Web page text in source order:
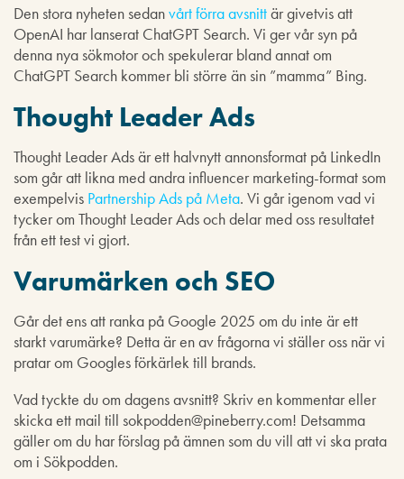
Den stora nyheten sedanvårt förra avsnittär givetvis att
OpenAI har lanserat ChatGPT Search. Vi ger vår syn på
denna nya sökmotor och spekulerar bland annat om
ChatGPT Search kommer bli större än sin ”mamma” Bing.
Thought Leader Ads
Thought Leader Ads är ett halvnytt annonsformat på LinkedIn
som går att likna med andra influencer marketing-format som
exempelvis Partnership Ads på Meta. Vi går igenom vad vi
tycker om Thought Leader Ads och delar med oss resultatet
från ett test vi gjort.
Varumärken och SEO
Går det ens att ranka på Google 2025 om du inte är ett
starkt varumärke? Detta är en av frågorna vi ställer oss när vi
pratar om Googles förkärlek till brands.
Vad tyckte du om dagens avsnitt? Skriv en kommentar eller
skicka ett mail till sokpodden@pineberry.com! Detsamma
gäller om du har förslag på ämnen som du vill att vi ska prata
om i Sökpodden.